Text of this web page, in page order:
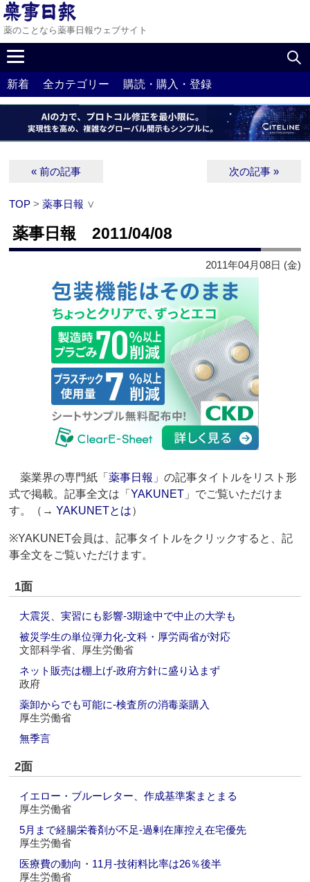
薬のことなら薬事日報ウェブサイト
新着 全カテゴリー 購読・購入・登録
« 前の記事 次の記事 »
TOP >薬事日報 ∨
薬事日報 2011/04/08
2011年04月08日 (金)
薬業界の専門紙「薬事日報 」の記事タイトルをリスト形
式で掲載。記事全文は「YAKUNET 」でご覧いただけま
す。（→YAKUNETとは）
※YAKUNET会員は、記事タイトルをクリックすると、記
事全文をご覧いただけます。
1面
大震災、実習にも影響‐3期途中で中止の大学も
被災学生の単位弾力化‐文科・厚労両省が対応
文部科学省、厚生労働省
ネット販売は棚上げ‐政府方針に盛り込まず
政府
薬卸からでも可能に‐検査所の消毒薬購入
厚生労働省
無季言
2面
イエロー・ブルーレター、作成基準案まとまる
厚生労働省
5月まで経腸栄養剤が不足‐過剰在庫控え在宅優先
厚生労働省
医療費の動向・11月‐技術料比率は26％後半
厚生労働省